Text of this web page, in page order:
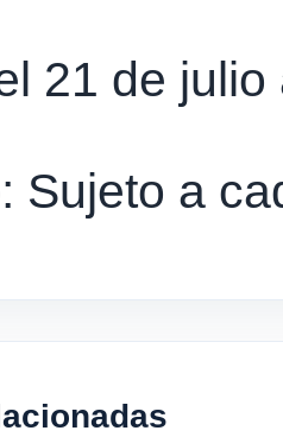
21 de
: Sujeto a